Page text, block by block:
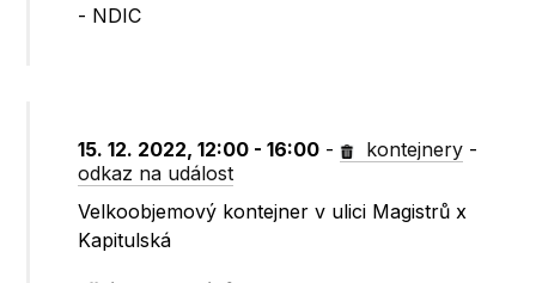
- NDIC
15. 12. 2022, 12:00 - 16:00 - kontejnery -
odkaz na událost
Velkoobjemový kontejner v ulici Magistrů x
Kapitulská